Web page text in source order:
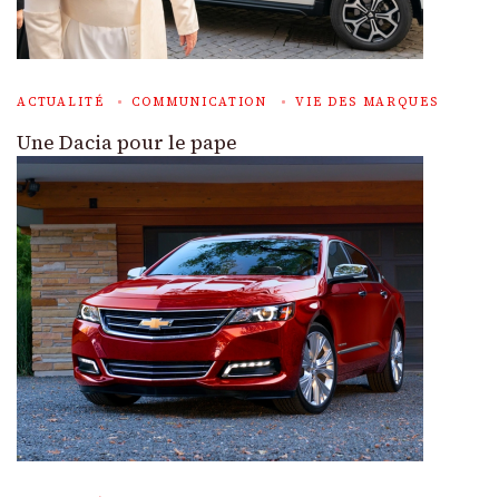
ACTUALITÉ COMMUNICATION VIE DES MARQUES
Une Dacia pour le pape